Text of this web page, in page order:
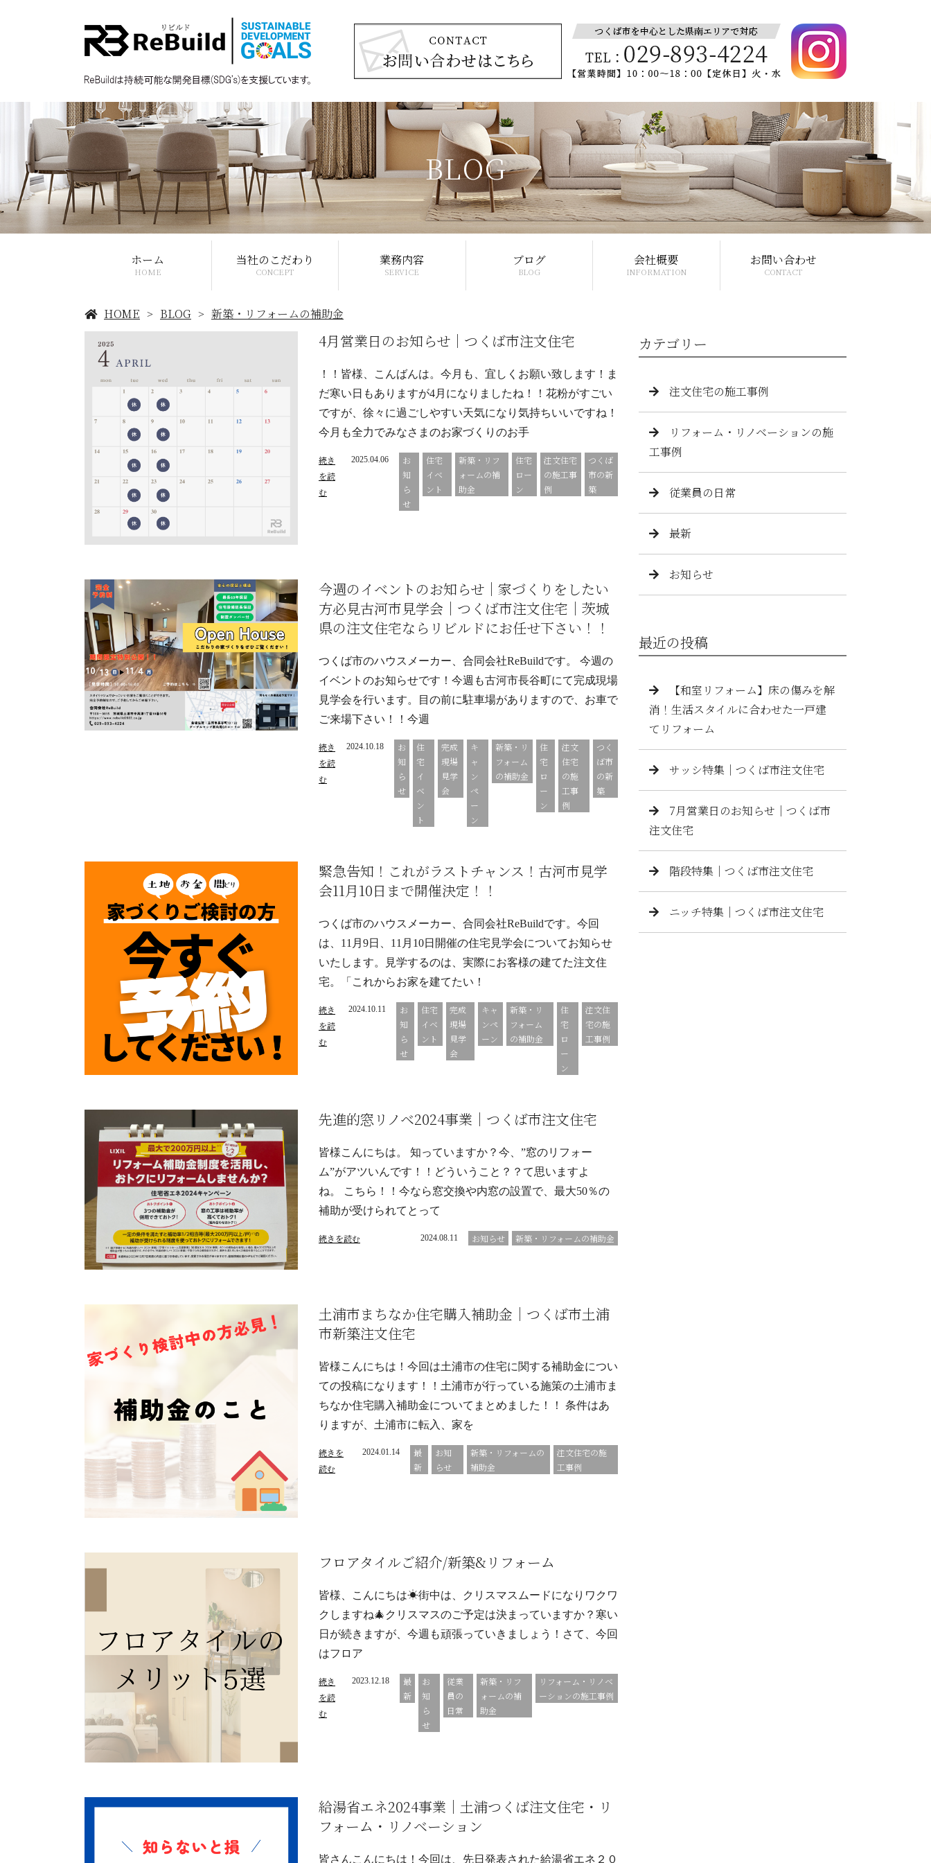
BLOG
ホーム
HOME
当社のこだわり
CONCEPT
業務内容
SERVICE
ブログ
BLOG
会社概要
INFORMATION
お問い合わせ
CONTACT
HOME BLOG 新築・リフォームの補助金
4月営業日のお知らせ｜つくば市注文住宅
！！皆様、こんばんは。今月も、宜しくお願い致します！ま
だ寒い日もありますが4月になりましたね！！花粉がすごい
ですが、徐々に過ごしやすい天気になり気持ちいいですね！
今月も全力でみなさまのお家づくりのお手
続き
を読
む
2025.04.06
お
知
ら
せ
住宅
イベ
ント
新築・リフ
ォームの補
助金
住宅
ロー
ン
注文住宅
の施工事
例
つくば
市の新
築
今週のイベントのお知らせ｜家づくりをしたい
方必見古河市見学会｜つくば市注文住宅｜茨城
県の注文住宅ならリビルドにお任せ下さい！！
つくば市のハウスメーカー、合同会社ReBuildです。 今週の
イベントのお知らせです！今週も古河市長谷町にて完成現場
見学会を行います。目の前に駐車場がありますので、お車で
ご来場下さい！！今週
続き
を読
む
2024.10.18
お
知
ら
せ
住
宅
イ
ベ
ン
ト
完成
現場
見学
会
キ
ャ
ン
ペ
ー
ン
新築・リ
フォーム
の補助金
住
宅
ロ
ー
ン
注文
住宅
の施
工事
例
つく
ば市
の新
築
緊急告知！これがラストチャンス！古河市見学
会11月10日まで開催決定！！
つくば市のハウスメーカー、合同会社ReBuildです。今回
は、11月9日、11月10日開催の住宅見学会についてお知らせ
いたします。見学するのは、実際にお客様の建てた注文住
宅。「これからお家を建てたい！
続き
を読
む
2024.10.11
お
知
ら
せ
住宅
イベ
ント
完成
現場
見学
会
キャ
ンペ
ーン
新築・リ
フォーム
の補助金
住
宅
ロ
ー
ン
注文住
宅の施
工事例
先進的窓リノベ2024事業｜つくば市注文住宅
皆様こんにちは。 知っていますか？今、”窓のリフォー
ム”がアツいんです！！どういうこと？？て思いますよ
ね。 こちら！！今なら窓交換や内窓の設置で、最大50％の
補助が受けられてとって
続きを読む 2024.08.11 お知らせ 新築・リフォームの補助金
土浦市まちなか住宅購入補助金｜つくば市土浦
市新築注文住宅
皆様こんにちは！今回は土浦市の住宅に関する補助金につい
ての投稿になります！！土浦市が行っている施策の土浦市ま
ちなか住宅購入補助金についてまとめました！！ 条件はあ
りますが、土浦市に転入、家を
続きを
読む
2024.01.14
最
新
お知
らせ
新築・リフォームの
補助金
注文住宅の施
工事例
フロアタイルご紹介/新築&リフォーム
皆様、こんにちは☀街中は、クリスマスムードになりワクワ
クしますね🎄クリスマスのご予定は決まっていますか？寒い
日が続きますが、今週も頑張っていきましょう！さて、今回
はフロア
続き
を読
む
2023.12.18
最
新
お
知
ら
せ
従業
員の
日常
新築・リフ
ォームの補
助金
リフォーム・リノベ
ーションの施工事例
給湯省エネ2024事業｜土浦つくば注文住宅・リ
フォーム・リノベーション
皆さんこんにちは！今回は、先日発表された給湯省エネ２０
カテゴリー
注文住宅の施工事例
リフォーム・リノベーションの施
工事例
従業員の日常
最新
お知らせ
最近の投稿
【和室リフォーム】床の傷みを解
消！生活スタイルに合わせた一戸建
てリフォーム
サッシ特集｜つくば市注文住宅
7月営業日のお知らせ｜つくば市
注文住宅
階段特集｜つくば市注文住宅
ニッチ特集｜つくば市注文住宅